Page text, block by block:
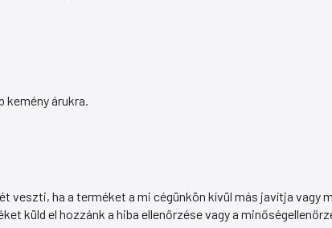
kemény árukra.
veszti, ha a terméket a mi cégünkön kívül más javítja
küld el hozzánk a hiba ellenőrzése vagy a